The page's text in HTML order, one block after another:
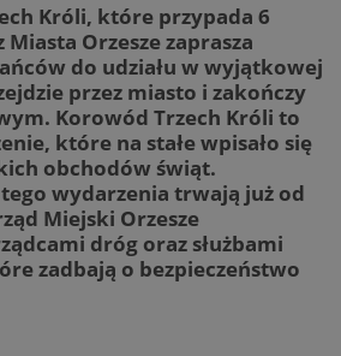
Króli, które przypada 6
Orzesze zaprasza
do udziału w wyjątkowej
przez miasto i zakończy
Korowód Trzech Króli to
które na stałe wpisało się
obchodów świąt.
wydarzenia trwają już od
Miejski Orzesze
dróg oraz służbami
zadbają o bezpieczeństwo